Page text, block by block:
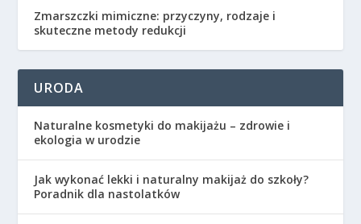
Zmarszczki mimiczne: przyczyny, rodzaje i
skuteczne metody redukcji
URODA
Naturalne kosmetyki do makijażu – zdrowie i
ekologia w urodzie
Jak wykonać lekki i naturalny makijaż do szkoły?
Poradnik dla nastolatków